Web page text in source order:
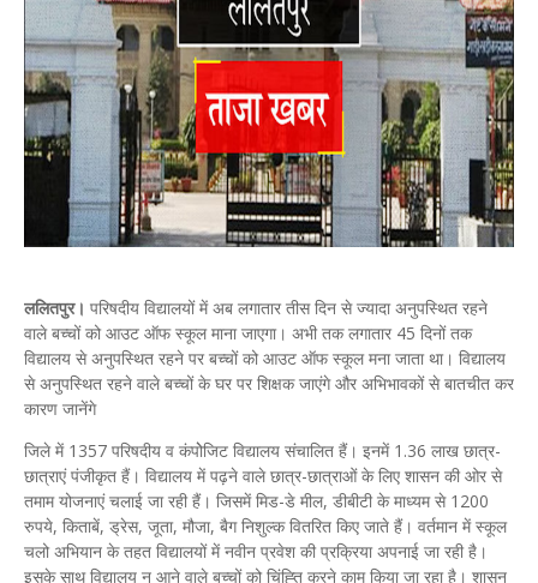
ललितपुर। परिषदीय विद्यालयों में अब लगातार तीस दिन से ज्यादा अनुपस्थित रहने
वाले बच्चों को आउट ऑफ स्कूल माना जाएगा। अभी तक लगातार 45 दिनों तक
विद्यालय से अनुपस्थित रहने पर बच्चों को आउट ऑफ स्कूल मना जाता था। विद्यालय
से अनुपस्थित रहने वाले बच्चों के घर पर शिक्षक जाएंगे और अभिभावकों से बातचीत कर
कारण जानेंगे
जिले में 1357 परिषदीय व कंपोेजिट विद्यालय संचालित हैं। इनमें 1.36 लाख छात्र-
छात्राएं पंजीकृत हैं। विद्यालय में पढ़ने वाले छात्र-छात्राओं के लिए शासन की ओर से
तमाम योजनाएं चलाई जा रही हैं। जिसमें मिड-डे मील, डीबीटी के माध्यम से 1200
रुपये, किताबें, ड्रेस, जूता, मौजा, बैग निशुल्क वितरित किए जाते हैं। वर्तमान में स्कूल
चलो अभियान के तहत विद्यालयों में नवीन प्रवेश की प्रक्रिया अपनाई जा रही है।
इसके साथ विद्यालय न आने वाले बच्चों को चिंह्ति करने काम किया जा रहा है। शासन